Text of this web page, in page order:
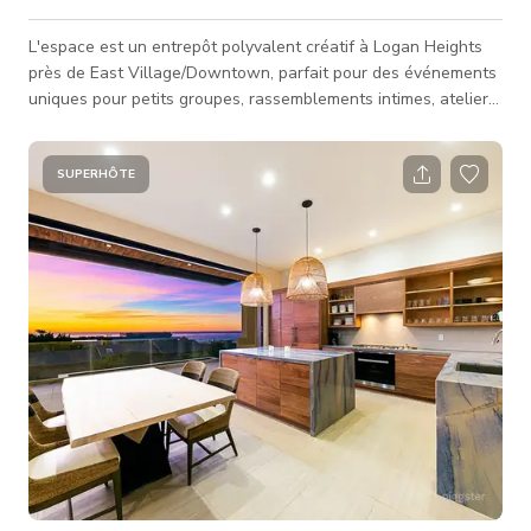
L'espace est un entrepôt polyvalent créatif à Logan Heights
près de East Village/Downtown, parfait pour des événements
uniques pour petits groupes, rassemblements intimes, ateliers,
virtuels, événements de prise de parole, et plus encore. Notre
espace comprend plusieurs zones utilisables : Notre Espace
Événementiel, qui inclut : 1 100 SF d'espace ouvert avec un
large couloir offrant environ 400 SF supplémentaires d'espac
SUPERHÔTE